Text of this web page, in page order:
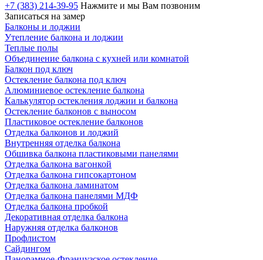
+7 (383) 214-39-95 Нажмите и мы Вам позвоним
Записаться на замер
Балконы и лоджии
Утепление балкона и лоджии
Теплые полы
Объединение балкона с кухней или комнатой
Балкон под ключ
Остекление балкона под ключ
Алюминиевое остекление балкона
Калькулятор остекления лоджии и балкона
Остекление балконов с выносом
Пластиковое остекление балконов
Отделка балконов и лоджий
Внутренняя отделка балкона
Обшивка балкона пластиковыми панелями
Отделка балкона вагонкой
Отделка балкона гипсокартоном
Отделка балкона ламинатом
Отделка балкона панелями МДФ
Отделка балкона пробкой
Декоративная отделка балкона
Наружняя отделка балконов
Профлистом
Сайдингом